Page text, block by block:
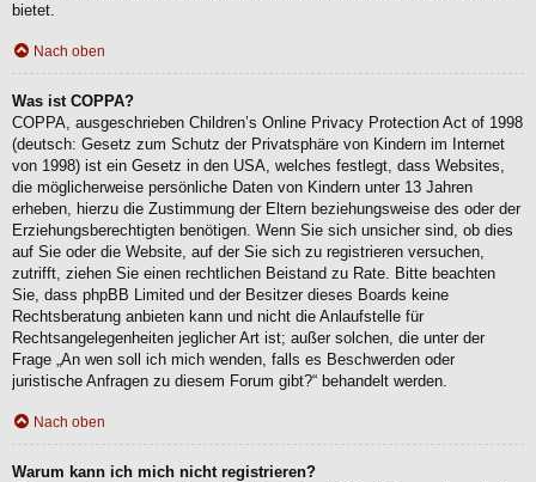
bietet.
Nach oben
Was ist COPPA?
COPPA, ausgeschrieben Children’s Online Privacy Protection Act of 1998
(deutsch: Gesetz zum Schutz der Privatsphäre von Kindern im Internet
von 1998) ist ein Gesetz in den USA, welches festlegt, dass Websites,
die möglicherweise persönliche Daten von Kindern unter 13 Jahren
erheben, hierzu die Zustimmung der Eltern beziehungsweise des oder der
Erziehungsberechtigten benötigen. Wenn Sie sich unsicher sind, ob dies
auf Sie oder die Website, auf der Sie sich zu registrieren versuchen,
zutrifft, ziehen Sie einen rechtlichen Beistand zu Rate. Bitte beachten
Sie, dass phpBB Limited und der Besitzer dieses Boards keine
Rechtsberatung anbieten kann und nicht die Anlaufstelle für
Rechtsangelegenheiten jeglicher Art ist; außer solchen, die unter der
Frage „An wen soll ich mich wenden, falls es Beschwerden oder
juristische Anfragen zu diesem Forum gibt?“ behandelt werden.
Nach oben
Warum kann ich mich nicht registrieren?